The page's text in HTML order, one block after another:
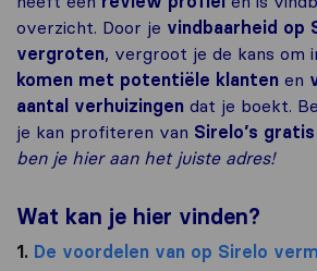
overzicht. Door je vindbaarheid op
vergroten, vergroot je de kans om
komen met potentiële klanten en
aantal verhuizingen dat je boekt.
je kan profiteren van Sirelo’s
ben je hier aan het juiste adres!
Wat kan je hier vinden?
1. De voordelen van op Sirelo